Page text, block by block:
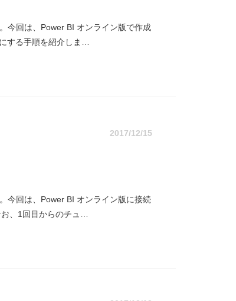
今回は、Power BI オンライン版で作成
する手順を紹介しま…
2017/12/15
今回は、Power BI オンライン版に接続
、1回目からのチュ…